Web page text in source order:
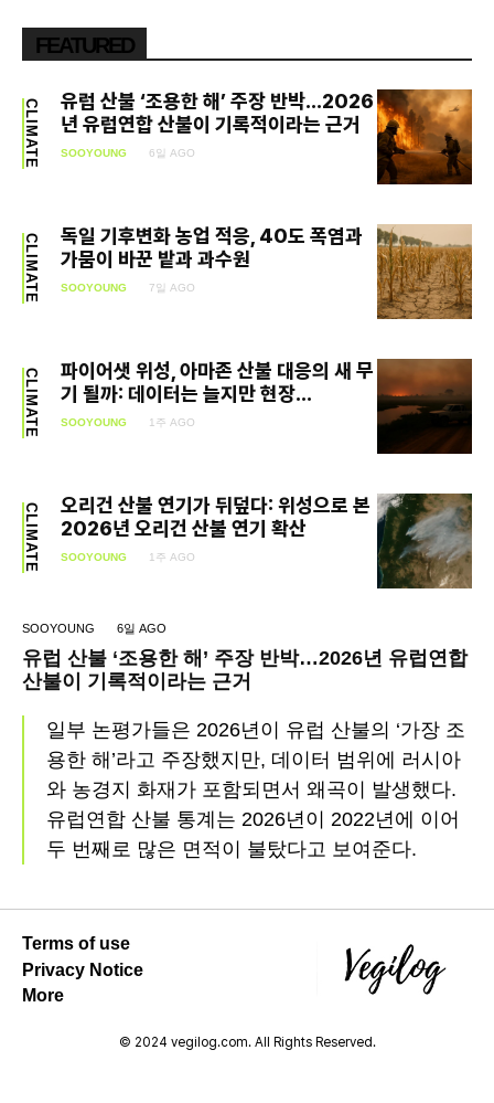
FEATURED
CLIMATE
유럽 산불 ‘조용한 해’ 주장 반박…2026
년 유럽연합 산불이 기록적이라는 근거
SOOYOUNG 6일 AGO
CLIMATE
독일 기후변화 농업 적응, 40도 폭염과
가뭄이 바꾼 밭과 과수원
SOOYOUNG 7일 AGO
CLIMATE
파이어샛 위성, 아마존 산불 대응의 새 무
기 될까: 데이터는 늘지만 현장...
SOOYOUNG 1주 AGO
CLIMATE
오리건 산불 연기가 뒤덮다: 위성으로 본
2026년 오리건 산불 연기 확산
SOOYOUNG 1주 AGO
SOOYOUNG 6일 AGO
유럽 산불 ‘조용한 해’ 주장 반박…2026년 유럽연합
산불이 기록적이라는 근거
일부 논평가들은 2026년이 유럽 산불의 ‘가장 조
용한 해’라고 주장했지만, 데이터 범위에 러시아
와 농경지 화재가 포함되면서 왜곡이 발생했다.
유럽연합 산불 통계는 2026년이 2022년에 이어
두 번째로 많은 면적이 불탔다고 보여준다.
Terms of use
Privacy Notice
More
© 2024 vegilog.com. All Rights Reserved.